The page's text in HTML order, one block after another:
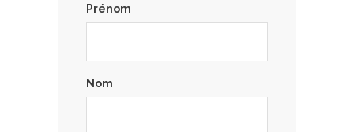
Prénom
Nom